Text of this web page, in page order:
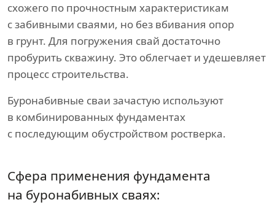
схожего по прочностным характеристикам
с забивными сваями, но без вбивания опор
в грунт. Для погружения свай достаточно
пробурить скважину. Это облегчает и удешевляет
процесс строительства.
Буронабивные сваи зачастую используют
в комбинированных фундаментах
с последующим обустройством ростверка.
Сфера применения фундамента
на буронабивных сваях: